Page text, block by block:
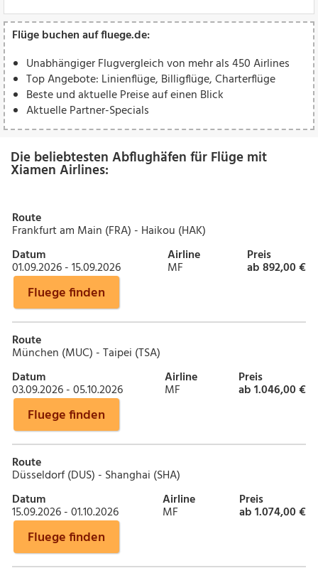
Flüge buchen auf fluege.de:
Unabhängiger Flugvergleich von mehr als 450 Airlines
Top Angebote: Linienflüge, Billigflüge, Charterflüge
Beste und aktuelle Preise auf einen Blick
Aktuelle Partner-Specials
Die beliebtesten Abflughäfen für Flüge mit
Xiamen Airlines:
Route
Frankfurt am Main (FRA) - Haikou (HAK)
Datum
01.09.2026 - 15.09.2026
Airline
MF
Preis
ab 892,00 €
Fluege finden
Route
München (MUC) - Taipei (TSA)
Datum
03.09.2026 - 05.10.2026
Airline
MF
Preis
ab 1.046,00 €
Fluege finden
Route
Düsseldorf (DUS) - Shanghai (SHA)
Datum
15.09.2026 - 01.10.2026
Airline
MF
Preis
ab 1.074,00 €
Fluege finden